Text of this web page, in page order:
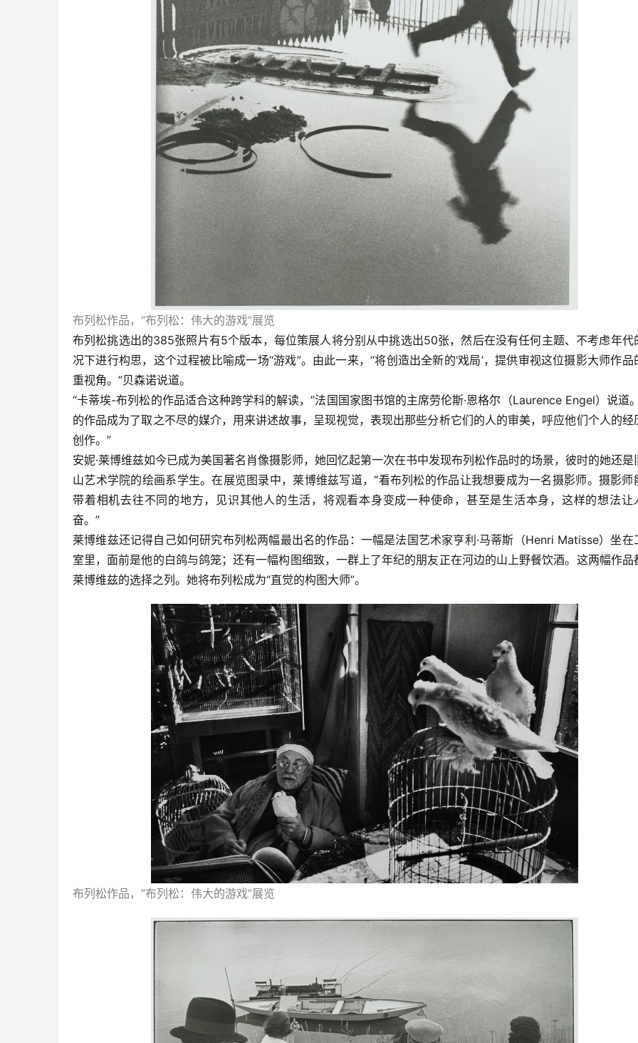
布列松作品，“布列松：伟大的游戏”展览
布列松挑选出的385张照片有5个版本，每位策展人将分别从中挑选出50张，然后在没有任何主题、不考虑年代
况下进行构思，这个过程被比喻成一场“游戏”。由此一来，“将创造出全新的‘戏局’，提供审视这位摄影大师作品
重视角。”贝森诺说道。
“卡蒂埃-布列松的作品适合这种跨学科的解读，”法国国家图书馆的主席劳伦斯·恩格尔（Laurence Engel）说道
的作品成为了取之不尽的媒介，用来讲述故事，呈现视觉，表现出那些分析它们的人的审美，呼应他们个人的经
创作。”
安妮·莱博维兹如今已成为美国著名肖像摄影师，她回忆起第一次在书中发现布列松作品时的场景，彼时的她还是
山艺术学院的绘画系学生。在展览图录中，莱博维兹写道，“看布列松的作品让我想要成为一名摄影师。摄影师
带着相机去往不同的地方，见识其他人的生活，将观看本身变成一种使命，甚至是生活本身，这样的想法让
奋。”
莱博维兹还记得自己如何研究布列松两幅最出名的作品：一幅是法国艺术家亨利·马蒂斯（Henri Matisse）坐在
室里，面前是他的白鸽与鸽笼；还有一幅构图细致，一群上了年纪的朋友正在河边的山上野餐饮酒。这两幅作品
莱博维兹的选择之列。她将布列松成为“直觉的构图大师”。
布列松作品，“布列松：伟大的游戏”展览